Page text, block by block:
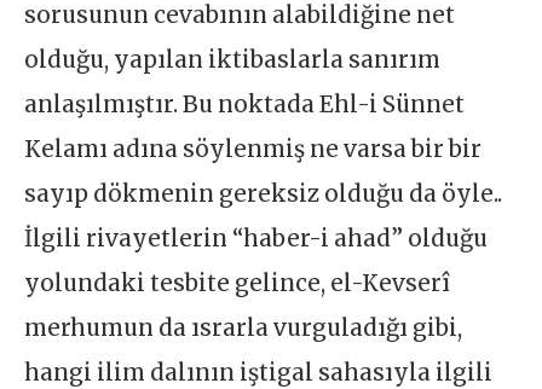
sorusunun cevabının alabildiğine net
olduğu, yapılan iktibaslarla sanırım
anlaşılmıştır. Bu noktada Ehl-i Sünnet
Kelamı adına söylenmiş ne varsa bir bir
sayıp dökmenin gereksiz olduğu da öyle..
İlgili rivayetlerin “haber-i ahad” olduğu
yolundaki tesbite gelince, el-Kevserî
merhumun da ısrarla vurguladığı gibi,
hangi ilim dalının iştigal sahasıyla ilgili